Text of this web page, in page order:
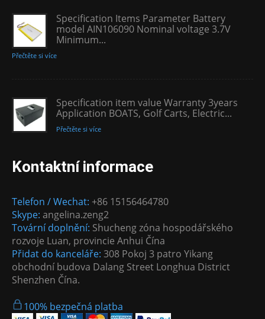
Specification Items Parameter Battery
model AIN106090 Nominal voltage 3.7V
Minimum...
Přečtěte si více
Specification item value Warranty 3years
Application BOATS, Golf Carts, Electric...
Přečtěte si více
Kontaktní informace
Telefon / Wechat: +86 15156464780
Skype: angelina.zeng2
Tovární doplnění: Shucheng zóna hospodářského
rozvoje Luan, provincie Anhui Čína
Přidat do kanceláře: 308 Pokoj 3 patro Yikang
obchodní budova Dalang Street Longhua District
Shenzhen Čína.
100% bezpečná platba